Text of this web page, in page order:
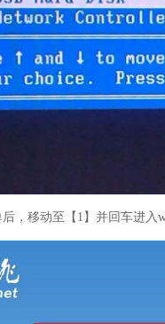
，移动至【1】并回车进入